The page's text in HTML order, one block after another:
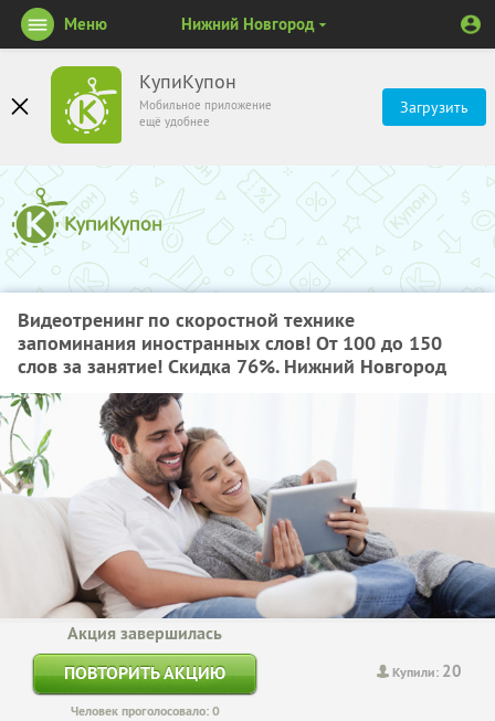
КупиКупон
Мобильное приложение
ещё удобнее
Загрузить
Меню Нижний Новгород
Видеотренинг по скоростной технике
запоминания иностранных слов! От 100 до 150
слов за занятие! Скидка 76%. Нижний Новгород
Купили: 20
Акция завершилась
ПОВТОРИТЬ АКЦИЮ
Человек проголосовало: 0